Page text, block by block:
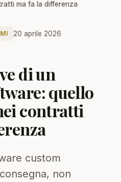
ma fa la differenza
20 aprile 2026
di un
quello
contratti
custom
non